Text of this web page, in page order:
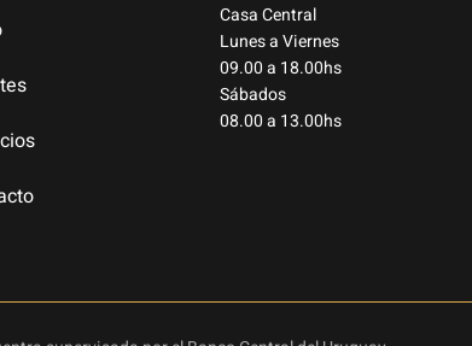
Casa Central
Lunes a Viernes
09.00 a 18.00hs
Sábados
08.00 a 13.00hs